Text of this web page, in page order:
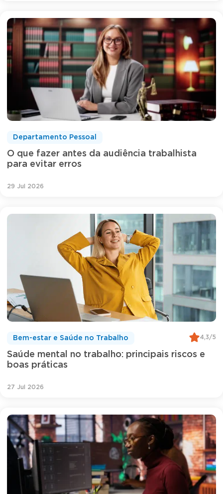
O que fazer antes da audiência trabalhista
para evitar erros
Departamento Pessoal
29 Jul 2026
Saúde mental no trabalho: principais riscos e
boas práticas
Bem-estar e Saúde no Trabalho 4,3/5
27 Jul 2026